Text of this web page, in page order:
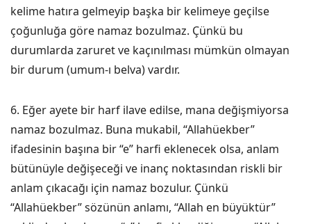
kelime hatıra gelmeyip başka bir kelimeye geçilse
çoğunluğa göre namaz bozulmaz. Çünkü bu
durumlarda zaruret ve kaçınılması mümkün olmayan
bir durum (umum-ı belva) vardır.
6. Eğer ayete bir harf ilave edilse, mana değişmiyorsa
namaz bozulmaz. Buna mukabil, “Allahüekber”
ifadesinin başına bir “e” harfi eklenecek olsa, anlam
bütünüyle değişeceği ve inanç noktasından riskli bir
anlam çıkacağı için namaz bozulur. Çünkü
“Allahüekber” sözünün anlamı, “Allah en büyüktür”